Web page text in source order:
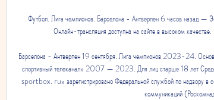
Футбол. Лига чемпионов. Барселона - Антверпен 6 часов назад
Онлайн-трансляция доступна на сайте в высоком
Барселона - Антверпен 19 сентября. Лига чемпионов 2023-24.
спортивный телеканал» 2007 — 2023. Для лиц старше 18 лет
sportbox. ru» зарегистрировано Федеральной службой по надзору в
коммуникаций